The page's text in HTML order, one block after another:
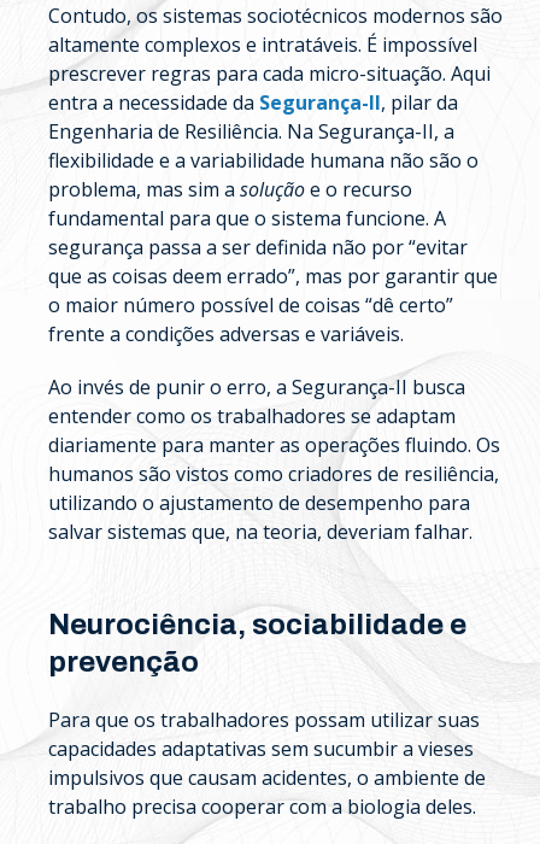
Contudo, os sistemas sociotécnicos modernos são
altamente complexos e intratáveis. É impossível
prescrever regras para cada micro-situação. Aqui
entra a necessidade da Segurança-II, pilar da
Engenharia de Resiliência. Na Segurança-II, a
flexibilidade e a variabilidade humana não são o
problema, mas sim asoluçãoe o recurso
fundamental para que o sistema funcione. A
segurança passa a ser definida não por “evitar
que as coisas deem errado”, mas por garantir que
o maior número possível de coisas “dê certo”
frente a condições adversas e variáveis.
Ao invés de punir o erro, a Segurança-II busca
entender como os trabalhadores se adaptam
diariamente para manter as operações fluindo. Os
humanos são vistos como criadores de resiliência,
utilizando o ajustamento de desempenho para
salvar sistemas que, na teoria, deveriam falhar.
Neurociência, sociabilidade e
prevenção
Para que os trabalhadores possam utilizar suas
capacidades adaptativas sem sucumbir a vieses
impulsivos que causam acidentes, o ambiente de
trabalho precisa cooperar com a biologia deles.